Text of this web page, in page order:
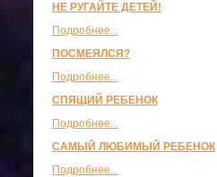
НЕ РУГАЙТЕ ДЕТЕЙ!
Подробнее...
ПОСМЕЯЛСЯ?
Подробнее...
СПЯЩИЙ РЕБЕНОК
Подробнее...
САМЫЙ ЛЮБИМЫЙ РЕБЕНОК
Подробнее...